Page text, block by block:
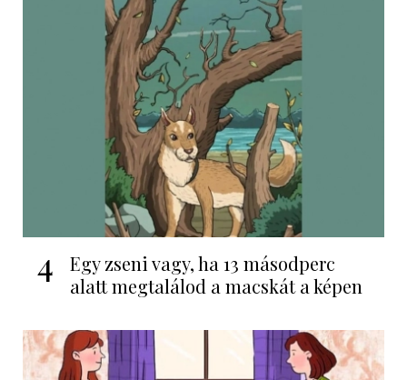
4
Egy zseni vagy, ha 13 másodperc
alatt megtalálod a macskát a képen